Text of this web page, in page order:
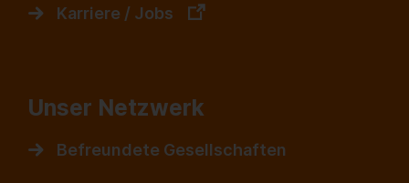
Karriere / Jobs
Unser Netzwerk
Befreundete Gesellschaften